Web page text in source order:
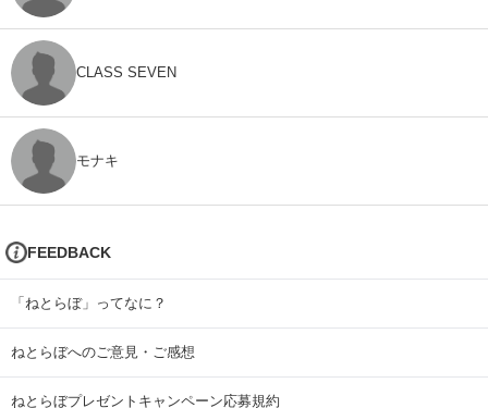
CLASS SEVEN
モナキ
FEEDBACK
「ねとらぼ」ってなに？
ねとらぼへのご意見・ご感想
ねとらぼプレゼントキャンペーン応募規約